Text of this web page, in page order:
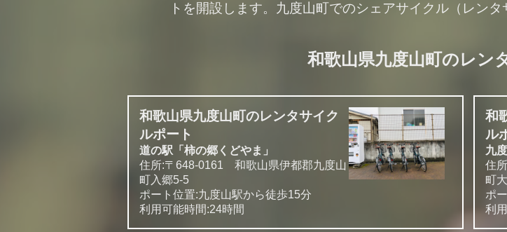
トを開設します。九度山町でのシェアサイクル（レンタ
和歌山県九度山町のレン
和歌山県九度山町のレンタサイク
ルポート
道の駅「柿の郷くどやま」
住所:〒648-0161 和歌山県伊都郡九度山
町入郷5-5
ポート位置:九度山駅から徒歩15分
利用可能時間:24時間
和
ル
九
住
町
ポ
利